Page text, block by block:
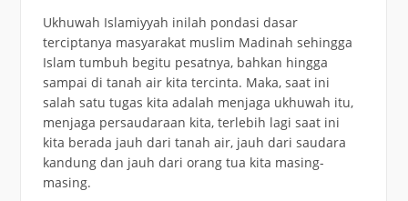
Ukhuwah Islamiyyah inilah pondasi dasar
terciptanya masyarakat muslim Madinah sehingga
Islam tumbuh begitu pesatnya, bahkan hingga
sampai di tanah air kita tercinta. Maka, saat ini
salah satu tugas kita adalah menjaga ukhuwah itu,
menjaga persaudaraan kita, terlebih lagi saat ini
kita berada jauh dari tanah air, jauh dari saudara
kandung dan jauh dari orang tua kita masing-
masing.